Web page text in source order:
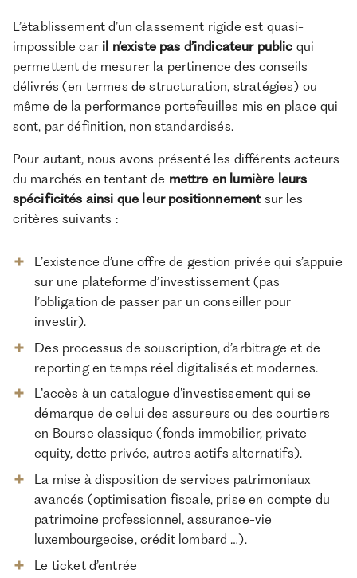
L’établissement d’un classement rigide est quasi-
impossible car il n’existe pas d’indicateur public qui
permettent de mesurer la pertinence des conseils
délivrés (en termes de structuration, stratégies) ou
même de la performance portefeuilles mis en place qui
sont, par définition, non standardisés.
Pour autant, nous avons présenté les différents acteurs
du marchés en tentant de mettre en lumière leurs
spécificités ainsi que leur positionnementsur les
critères suivants :
L’existence d’une offre de gestion privée qui s’appuie
sur une plateforme d’investissement (pas
l’obligation de passer par un conseiller pour
investir).
Des processus de souscription, d’arbitrage et de
reporting en temps réel digitalisés et modernes.
L’accès à un catalogue d’investissement qui se
démarque de celui des assureurs ou des courtiers
en Bourse classique (fonds immobilier, private
equity, dette privée, autres actifs alternatifs).
La mise à disposition de services patrimoniaux
avancés (optimisation fiscale, prise en compte du
patrimoine professionnel, assurance-vie
luxembourgeoise, crédit lombard …).
Le ticket d’entrée